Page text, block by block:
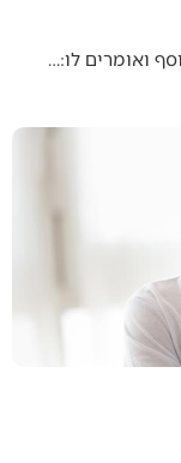
ואומרים לו:…